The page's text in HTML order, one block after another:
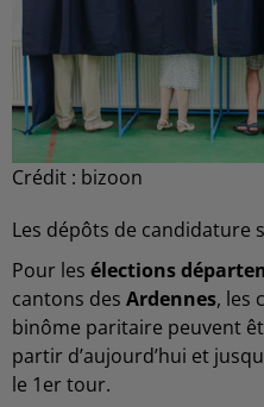
Crédit : bizoon
Les dépôts de candidature
Pour les élections
cantons des Ardennes, les
binôme paritaire peuvent
partir d’aujourd’hui et
le 1er tour.